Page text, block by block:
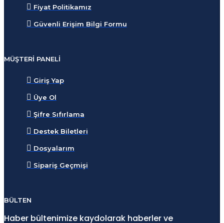
Fiyat Politikamız
Güvenli Erişim Bilgi Formu
MÜŞTERI PANELI
Giriş Yap
Üye Ol
Şifre Sıfırlama
Destek Biletleri
Dosyalarım
Sipariş Geçmişi
BÜLTEN
Haber bültenimize kaydolarak haberler ve